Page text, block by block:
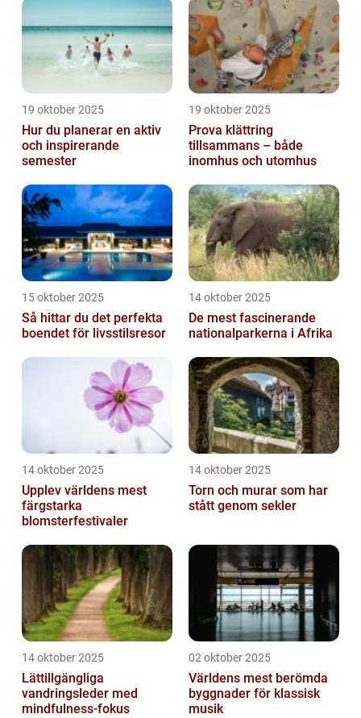
19 oktober 2025
Hur du planerar en aktiv
och inspirerande
semester
19 oktober 2025
Prova klättring
tillsammans – både
inomhus och utomhus
15 oktober 2025
Så hittar du det perfekta
boendet för livsstilsresor
14 oktober 2025
De mest fascinerande
nationalparkerna i Afrika
14 oktober 2025
Upplev världens mest
färgstarka
blomsterfestivaler
14 oktober 2025
Torn och murar som har
stått genom sekler
14 oktober 2025
Lättillgängliga
vandringsleder med
mindfulness-fokus
02 oktober 2025
Världens mest berömda
byggnader för klassisk
musik